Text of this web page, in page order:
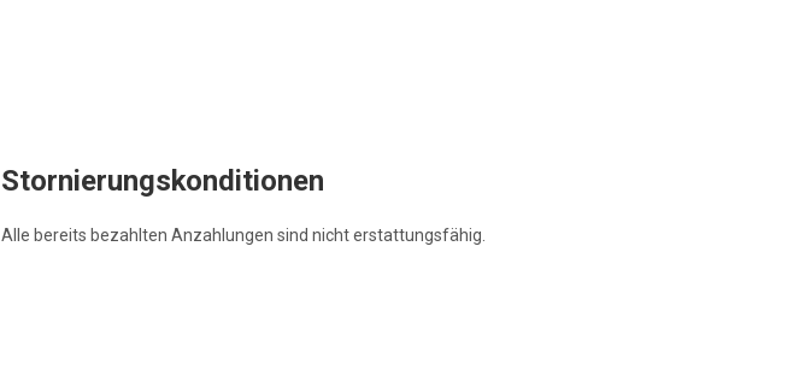
Stornierungskonditionen
Alle bereits bezahlten Anzahlungen sind nicht erstattungsfähig.